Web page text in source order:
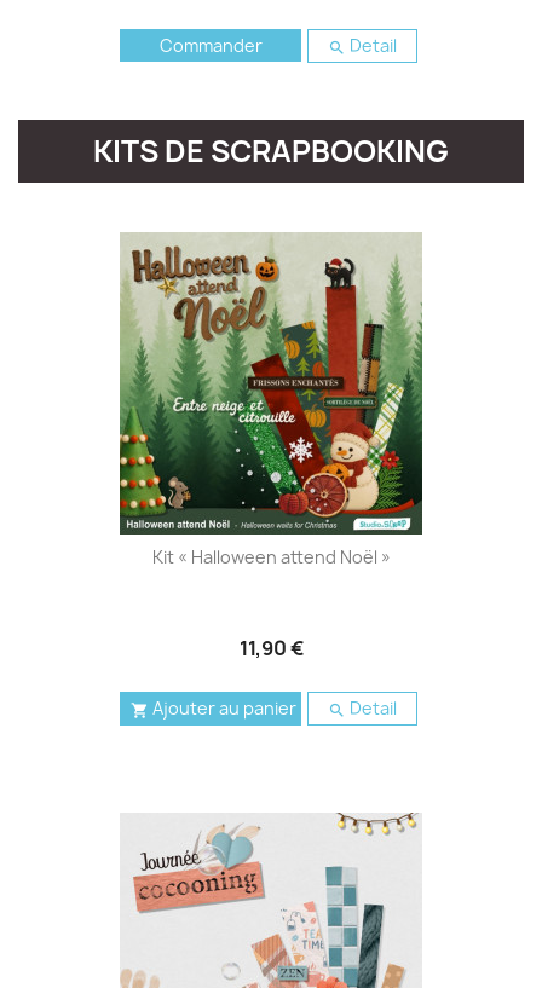
Commander  Detail
KITS DE SCRAPBOOKING
Kit « Halloween attend Noël »
11,90 €
 Ajouter au panier  Detail